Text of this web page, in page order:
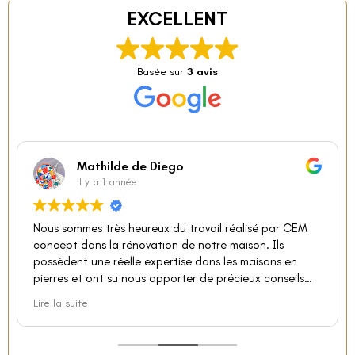
EXCELLENT
Basée sur 3 avis
Mathilde de Diego
il y a 1 année
Nous sommes très heureux du travail réalisé par CEM
concept dans la rénovation de notre maison. Ils
possèdent une réelle expertise dans les maisons en
pierres et ont su nous apporter de précieux conseils
menuiseries, le changement des canalisations, le
piquetage de tous les murs, l'isolation à la chaux-
Lire la suite